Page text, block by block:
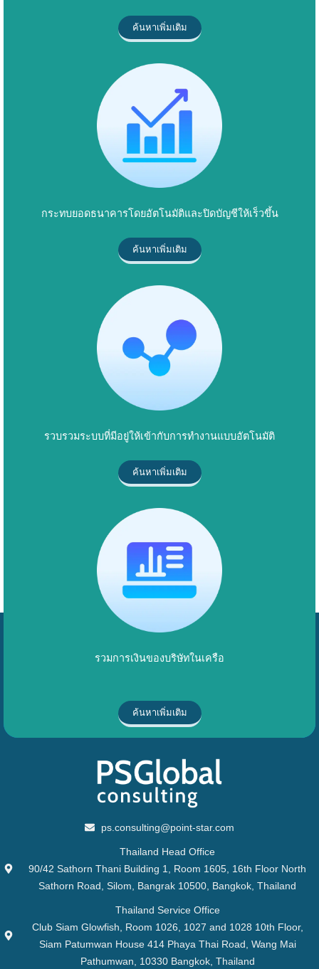
ค้นหาเพิ่มเติม
กระทบยอดธนาคารโดยอัตโนมัติและปิดบัญชีให้เร็วขึ้น
ค้นหาเพิ่มเติม
รวบรวมระบบที่มีอยู่ให้เข้ากับการทำงานแบบอัตโนมัติ
ค้นหาเพิ่มเติม
รวมการเงินของบริษัทในเครือ
ค้นหาเพิ่มเติม
ps.consulting@point-star.com
Thailand Head Office
90/42 Sathorn Thani Building 1, Room 1605, 16th Floor North
Sathorn Road, Silom, Bangrak 10500, Bangkok, Thailand
Thailand Service Office
Club Siam Glowfish, Room 1026, 1027 and 1028 10th Floor,
Siam Patumwan House 414 Phaya Thai Road, Wang Mai
Pathumwan, 10330 Bangkok, Thailand